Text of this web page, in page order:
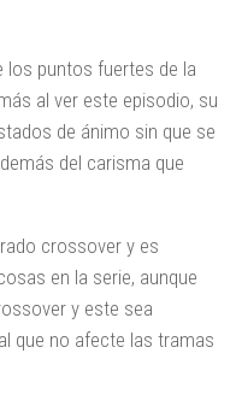
los puntos fuertes de la
al ver este episodio, su
de ánimo sin que se
del carisma que
crossover y es
en la serie, aunque
y este sea
que no afecte las tramas